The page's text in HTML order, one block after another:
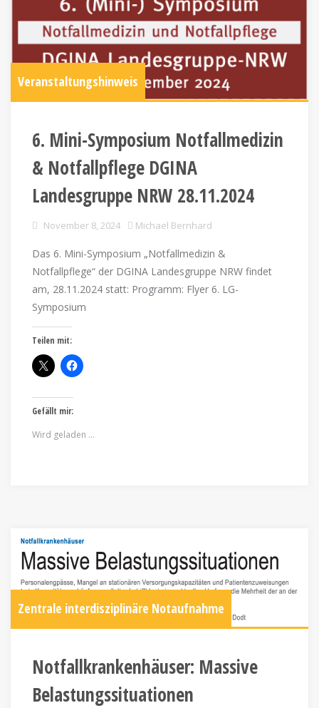
Veranstaltungshinweis
6. Mini-Symposium Notfallmedizin
& Notfallpflege DGINA
Landesgruppe NRW 28.11.2024
November 8, 2024 Michael Bernhard
Das 6. Mini-Symposium „Notfallmedizin &
Notfallpflege“ der DGINA Landesgruppe NRW findet
am, 28.11.2024 statt: Programm: Flyer 6. LG-
Symposium
Teilen mit:
Gefällt mir:
Wird geladen …
Zentrale interdisziplinäre Notaufnahme
Notfallkrankenhäuser: Massive
Belastungssituationen